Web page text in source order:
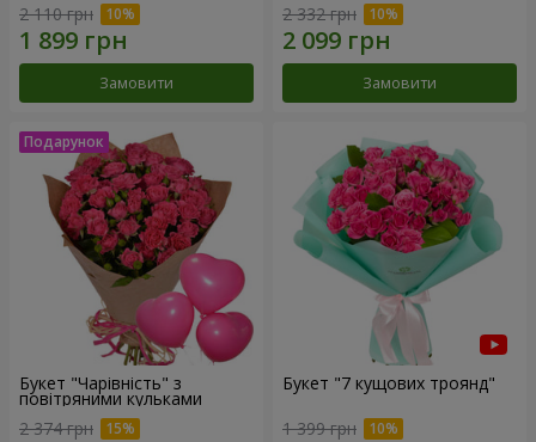
2 110 грн
Замовити
2 332 грн
Замовити
Букет "Чарівність" з
повітряними кульками
2 374 грн
Букет "7 кущових троянд"
1 399 грн